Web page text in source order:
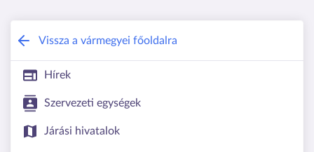
Somogy Vármegyei Kormányhivatal
Vissza a vármegyei főoldalra
Hírek
Szervezeti egységek
Járási hivatalok